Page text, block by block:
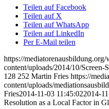
Teilen auf Facebook
Teilen auf X
Teilen auf WhatsApp
Teilen auf LinkedIn
Per E-Mail teilen
https://mediatorenausbildung.org/
content/uploads/2014/10/
128 252 Martin Fries https://
content/uploads/
Fries2014-11-03 11:45:022014-
Resolution as a Local Factor in